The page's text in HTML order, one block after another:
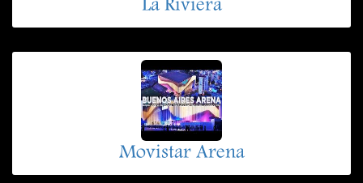
La Riviera
Movistar Arena